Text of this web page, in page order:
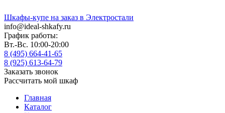
Шкафы-купе на заказ в Электростали
info@ideal-shkafy.ru
График работы:
Вт.-Вс. 10:00-20:00
8 (495) 664-41-65
8 (925) 613-64-79
Заказать звонок
Рассчитать мой шкаф
Главная
Каталог